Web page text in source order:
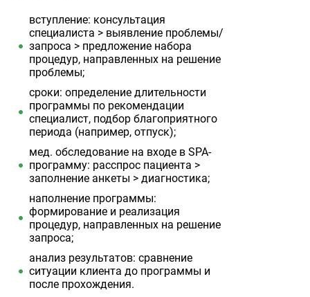
вступление: консультация
специалиста > выявление проблемы/
запроса > предложение набора
процедур, направленных на решение
проблемы;
сроки: определение длительности
программы по рекомендации
специалист, подбор благоприятного
периода (например, отпуск);
мед. обследование на входе в SPA-
программу: расспрос пациента >
заполнение анкеты > диагностика;
наполнение программы:
формирование и реализация
процедур, направленных на решение
запроса;
анализ результатов: сравнение
ситуации клиента до программы и
после прохождения.